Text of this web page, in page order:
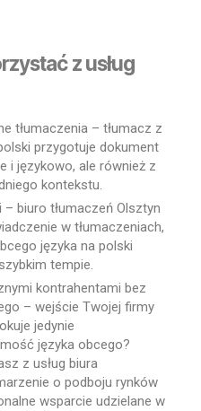
z usług
tłumaczenia – tłumacz z
przygotuje dokument
i językowo, ale również z
kontekstu.
– biuro tłumaczeń Olsztyn
w tłumaczeniach,
języka na polski
tempie.
kontrahentami bez
– wejście Twojej firmy
jedynie
języka obcego?
z usług biura
o podboju rynków
wsparcie udzielane w